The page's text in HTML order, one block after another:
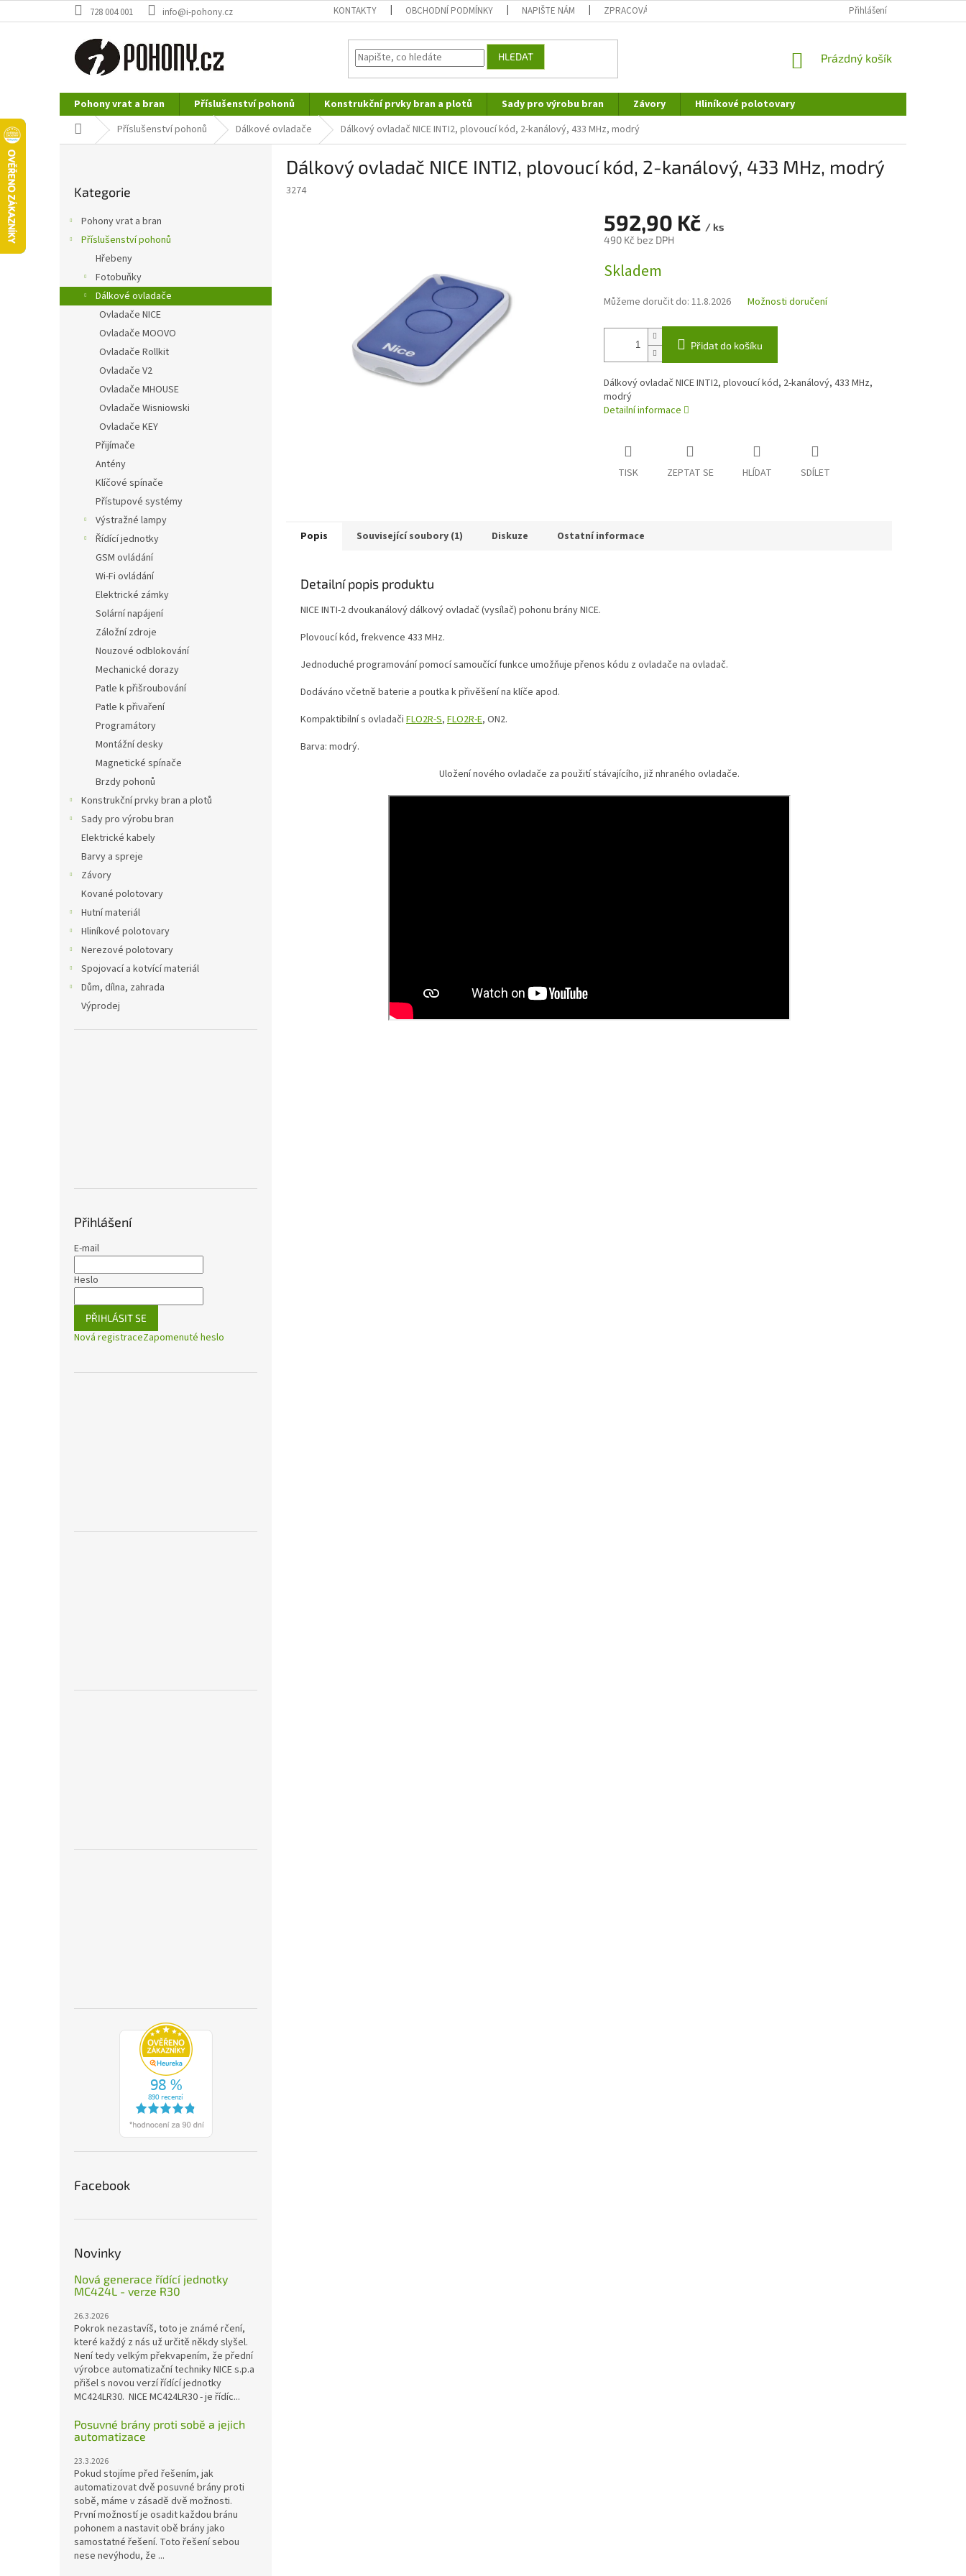
na
728 004 001 info@i-pohony.cz KONTAKTY OBCHODNÍ PODMÍNKY NAPIŠTE NÁM ZPRACOVÁNÍ OSOBNÍCH ÚDAJŮ REKLAMAČNÍ ŘÁD
Přihlášení
HLEDAT
NÁKUPNÍ
Prázdný košík
Pohony vrat a bran Příslušenství pohonů Konstrukční prvky bran a plotů Sady pro výrobu bran Závory
Hliníkové polotovary
Nerezové polotovary
Hutní materiál
Domů Příslušenství pohonů Dálkové ovladače Dálkový ovladač NICE INTI2, plovoucí kód, 2-kanálový, 433 MHz, modrý
a
kategorie
Kategorie
Pohony vrat a bran
Příslušenství pohonů
Hřebeny
Fotobuňky
Dálkové ovladače
Ovladače NICE
Ovladače MOOVO
Ovladače Rollkit
Ovladače V2
Ovladače MHOUSE
Ovladače Wisniowski
Ovladače KEY
Přijímače
Antény
Klíčové spínače
Přístupové systémy
Výstražné lampy
Řídící jednotky
GSM ovládání
Wi-Fi ovládání
Elektrické zámky
Solární napájení
Záložní zdroje
Nouzové odblokování
Mechanické dorazy
Patle k přišroubování
Patle k přivaření
Programátory
Montážní desky
Magnetické spínače
Brzdy pohonů
Konstrukční prvky bran a plotů
Sady pro výrobu bran
Elektrické kabely
Barvy a spreje
Závory
Kované polotovary
Hutní materiál
Hliníkové polotovary
Nerezové polotovary
Spojovací a kotvící materiál
Dům, dílna, zahrada
Výprodej
Přihlášení
E-mail
Heslo
PŘIHLÁSIT SE
Nová registraceZapomenuté heslo
Facebook
Novinky
Nová generace řídící jednotky
MC424L - verze R30
26.3.2026
Pokrok nezastavíš, toto je známé rčení,
které každý z nás už určitě někdy slyšel.
Není tedy velkým překvapením, že přední
výrobce automatizační techniky NICE s.p.a
přišel s novou verzí řídící jednotky
MC424LR30. NICE MC424LR30 - je řídíc...
Posuvné brány proti sobě a jejich
automatizace
23.3.2026
Pokud stojíme před řešením, jak
automatizovat dvě posuvné brány proti
sobě, máme v zásadě dvě možnosti.
První možností je osadit každou bránu
pohonem a nastavit obě brány jako
samostatné řešení. Toto řešení sebou
nese nevýhodu, že ...
Dálkový ovladač NICE INTI2, plovoucí kód, 2-kanálový, 433 MHz, modrý
3274
592,90 Kč / ks
490 Kč bez DPH
cena:
Skladem
Můžeme doručit do: 11.8.2026 Možnosti doručení
Přidat do košíku
Dálkový ovladač NICE INTI2, plovoucí kód, 2-kanálový, 433 MHz,
modrý
Detailní informace
TISK ZEPTAT SE HLÍDAT SDÍLET
Popis Související soubory (1) Diskuze Ostatní informace
Detailní popis produktu
NICE INTI-2 dvoukanálový dálkový ovladač (vysílač) pohonu brány NICE.
Plovoucí kód, frekvence 433 MHz.
Jednoduché programování pomocí samoučící funkce umožňuje přenos kódu z ovladače na ovladač.
Dodáváno včetně baterie a poutka k přivěšení na klíče apod.
Kompaktibilní s ovladači FLO2R-S, FLO2R-E, ON2.
Barva: modrý.
Uložení nového ovladače za použití stávajícího, již nhraného ovladače.